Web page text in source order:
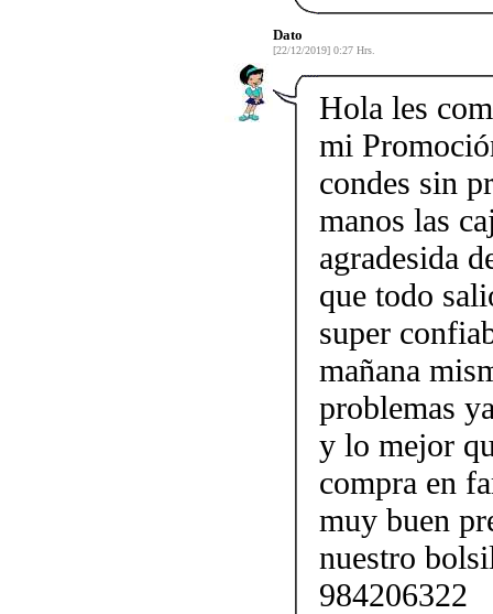
Dato
[22/12/2019] 0:27 Hrs.
Hola les
mi
condes sin
manos las
agradesida
que todo
super
mañana
problemas
y lo mejor
compra en
muy buen
nuestro
984206322